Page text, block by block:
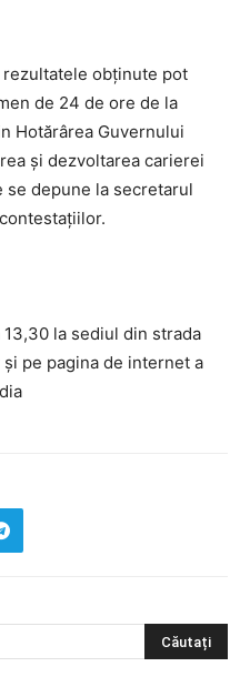
obţinute pot
de 24 de ore de la
Hotărârea Guvernului
şi dezvoltarea carierei
depune la secretarul
la sediul din strada
pe pagina de internet a